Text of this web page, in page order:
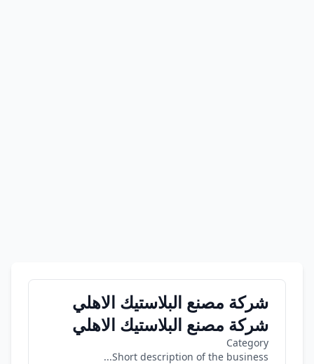
شركة مصنع البلاستيك الاهلي
شركة مصنع البلاستيك الاهلي
Category
Short description of the business...